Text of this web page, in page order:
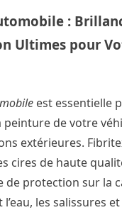
:
Ultimes pour
est essentielle
peinture de votre
extérieures.
cires de haute
de protection sur la
les salissures